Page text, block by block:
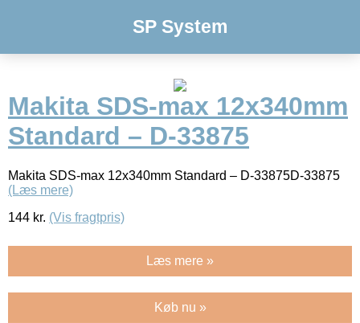
SP System
Makita SDS-max 12x340mm
Standard – D-33875
Makita SDS-max 12x340mm Standard – D-33875D-33875
(Læs mere)
144 kr. (Vis fragtpris)
Læs mere »
Køb nu »